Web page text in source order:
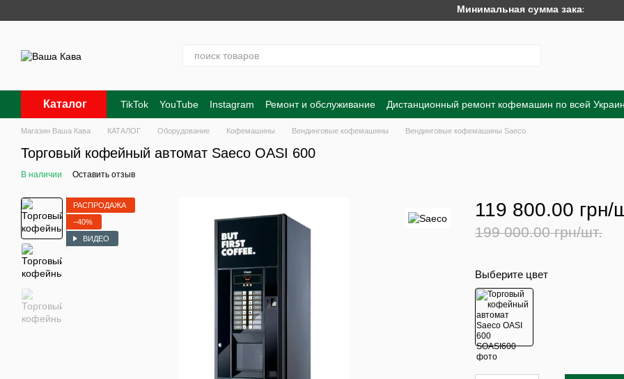
Минимальная сумма заказа на сайте
Каталог TikTok YouTube Instagram Ремонт и обслуживание
Дистанционный ремонт кофемашин по всей
Контакты
О нас Оплата и доставка Обмен и возврат Договор публичной оферты
Магазин Ваша Кава КАТАЛОГ Оборудование Кофемашины Вендинговые кофемашины Вендинговые кофемашины Saeco
Торговый кофейный автомат Saeco OASI 600
В наличии Оставить отзыв
РАСПРОДАЖА
−40%
ВИДЕО
119 800.00 грн/
199 000.00 грн/шт.
Выберите цвет